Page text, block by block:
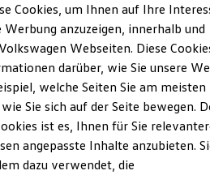
der ID. Modelle
im Winter
anfordern
Cookies, um Ihnen auf Ihre
Werbung anzuzeigen, innerhalb und
Webseiten. Diese
darüber, wie Sie unsere
welche Seiten Sie am meisten
Sie sich auf der Seite bewegen.
ist es, Ihnen für Sie
angepasste Inhalte anzubieten.
dazu verwendet, die